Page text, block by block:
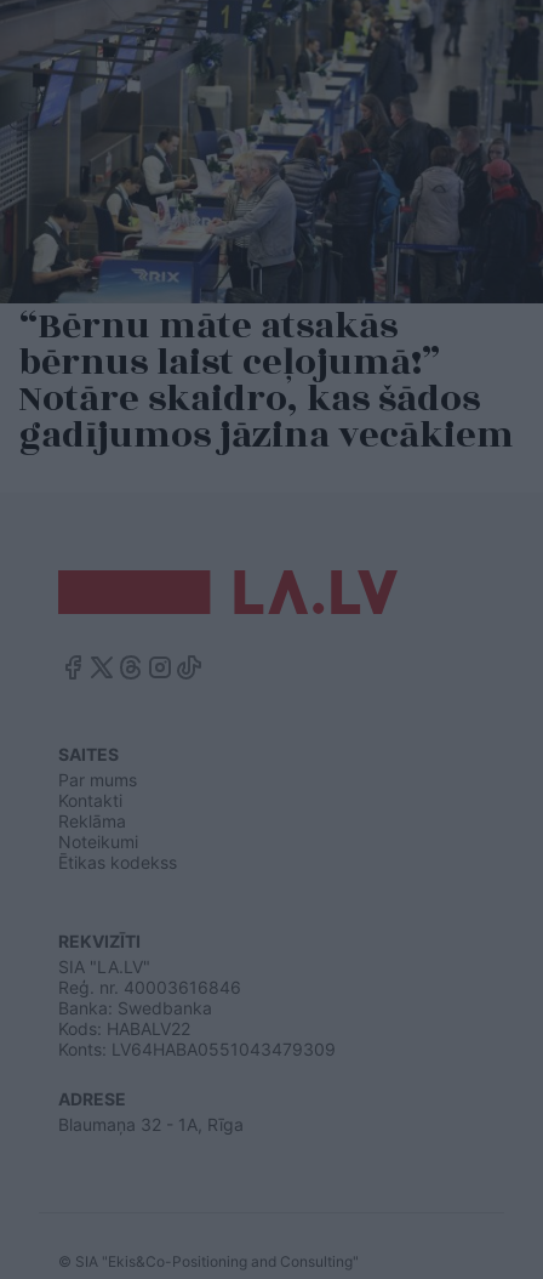
“Bērnu māte atsakās
bērnus laist ceļojumā!”
Notāre skaidro, kas šādos
gadījumos jāzina vecākiem
SAITES
Par mums
Kontakti
Reklāma
Noteikumi
Ētikas kodekss
REKVIZĪTI
SIA "LA.LV"
Reģ. nr. 40003616846
Banka: Swedbanka
Kods: HABALV22
Konts: LV64HABA0551043479309
ADRESE
Blaumaņa 32 - 1A, Rīga
© SIA "Ekis&Co-Positioning and Consulting"